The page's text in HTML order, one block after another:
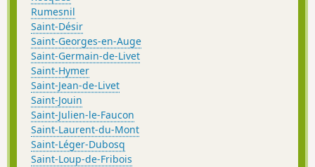
Rumesnil
Saint-Désir
Saint-Georges-en-Auge
Saint-Germain-de-Livet
Saint-Hymer
Saint-Jean-de-Livet
Saint-Jouin
Saint-Julien-le-Faucon
Saint-Laurent-du-Mont
Saint-Léger-Dubosq
Saint-Loup-de-Fribois